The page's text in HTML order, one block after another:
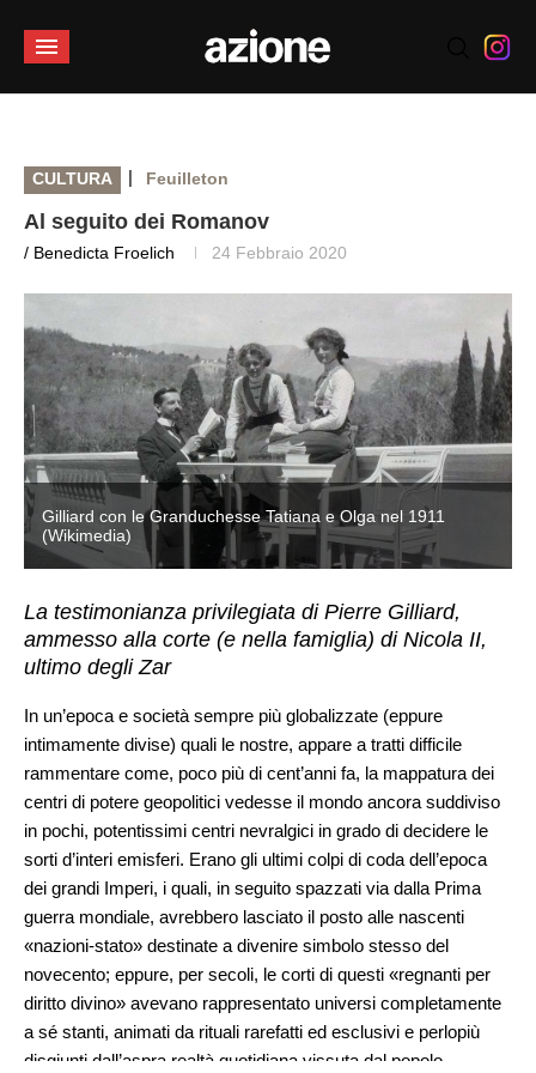
CULTURA | Feuilleton
Al seguito dei Romanov
/ Benedicta Froelich 24 Febbraio 2020
Gilliard con le Granduchesse Tatiana e Olga nel 1911
(Wikimedia)
La testimonianza privilegiata di Pierre Gilliard,
ammesso alla corte (e nella famiglia) di Nicola II,
ultimo degli Zar
In un’epoca e società sempre più globalizzate (eppure
intimamente divise) quali le nostre, appare a tratti difficile
rammentare come, poco più di cent’anni fa, la mappatura dei
centri di potere geopolitici vedesse il mondo ancora suddiviso
in pochi, potentissimi centri nevralgici in grado di decidere le
sorti d’interi emisferi. Erano gli ultimi colpi di coda dell’epoca
dei grandi Imperi, i quali, in seguito spazzati via dalla Prima
guerra mondiale, avrebbero lasciato il posto alle nascenti
«nazioni-stato» destinate a divenire simbolo stesso del
novecento; eppure, per secoli, le corti di questi «regnanti per
diritto divino» avevano rappresentato universi completamente
a sé stanti, animati da rituali rarefatti ed esclusivi e perlopiù
disgiunti dall’aspra realtà quotidiana vissuta dal popolo.